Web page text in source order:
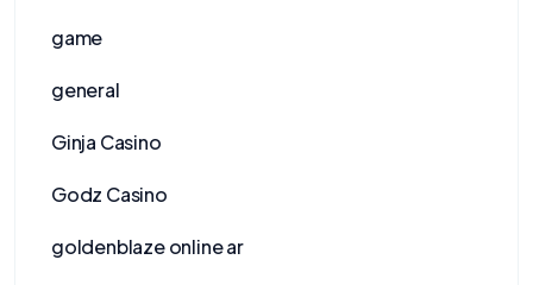
game
general
Ginja Casino
Godz Casino
goldenblaze online ar